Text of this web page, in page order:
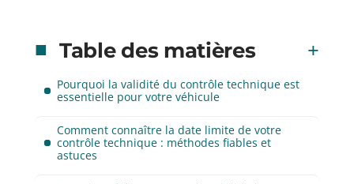
Table des matières
Pourquoi la validité du contrôle technique est
essentielle pour votre véhicule
Comment connaître la date limite de votre
contrôle technique : méthodes fiables et
astuces